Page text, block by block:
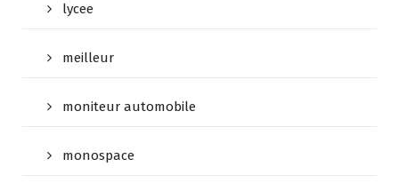
lycee
meilleur
moniteur automobile
monospace